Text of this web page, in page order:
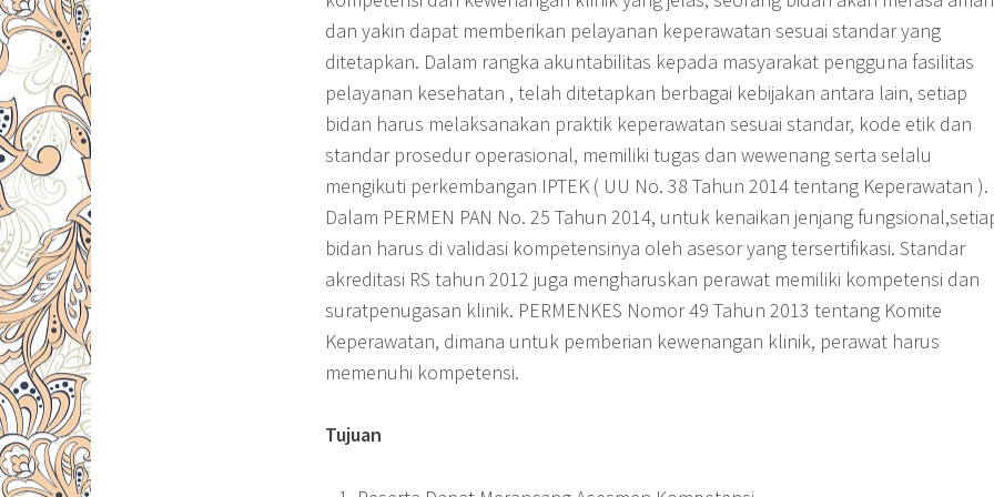
dan yakin dapat memberikan pelayanan keperawatan sesuai standar yang
ditetapkan. Dalam rangka akuntabilitas kepada masyarakat pengguna fasilitas
pelayanan kesehatan , telah ditetapkan berbagai kebijakan antara lain, setiap
bidan harus melaksanakan praktik keperawatan sesuai standar, kode etik dan
standar prosedur operasional, memiliki tugas dan wewenang serta selalu
mengikuti perkembangan IPTEK ( UU No. 38 Tahun 2014 tentang Keperawatan ).
Dalam PERMEN PAN No. 25 Tahun 2014, untuk kenaikan jenjang
bidan harus di validasi kompetensinya oleh asesor yang tersertifikasi. Standar
akreditasi RS tahun 2012 juga mengharuskan perawat memiliki kompetensi dan
suratpenugasan klinik. PERMENKES Nomor 49 Tahun 2013 tentang Komite
Keperawatan, dimana untuk pemberian kewenangan klinik, perawat harus
memenuhi kompetensi.
Tujuan